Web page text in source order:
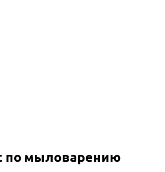
по мыловарению